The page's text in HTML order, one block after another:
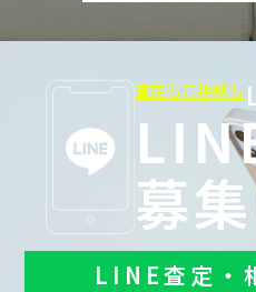
査定もご相談も
募
LINE査定・